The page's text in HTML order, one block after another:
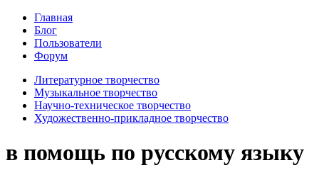
Главная
Блог
Пользователи
Форум
Литературное творчество
Музыкальное творчество
Научно-техническое творчество
Художественно-прикладное творчество
в помощь по русскому языку